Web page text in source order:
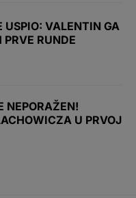
USPIO: VALENTIN GA
RUNDE
NEPORAŽEN!
U PRVOJ